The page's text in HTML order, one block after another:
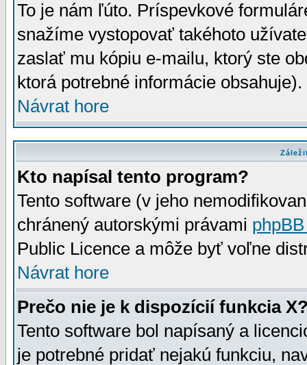
To je nám ľúto. Príspevkové
snažíme vystopovať takéhoto
zaslať mu kópiu e-mailu, ktorý ste
ktorá potrebné informácie
Návrat hore
Kto napísal tento program?
Tento software (v jeho
chránený autorskými právami
Public Licence a môže byť voľne
Návrat hore
Prečo nie je k dispozícií funkcia
Tento software bol napísaný a
je potrebné pridať nejakú funkciu,